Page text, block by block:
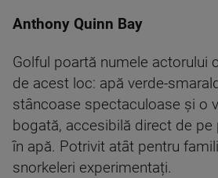
Anthony Quinn Bay
Golful poartă numele actorului
de acest loc: apă verde-
stâncoase spectaculoase și o
bogată, accesibilă direct de pe
în apă. Potrivit atât pentru
snorkeleri experimentați.